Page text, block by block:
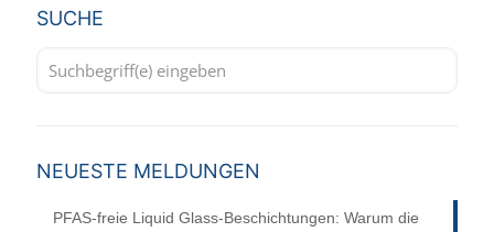
SUCHE
NEUESTE MELDUNGEN
PFAS-freie Liquid Glass-Beschichtungen: Warum die